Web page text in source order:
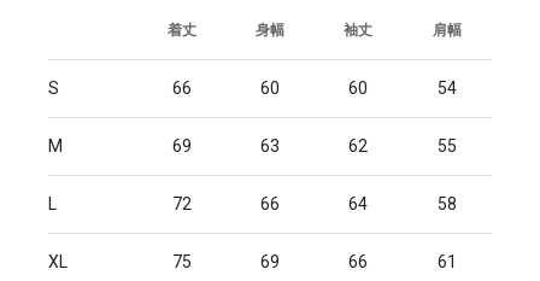
着丈 身幅 袖丈 肩幅
S 66 60 60 54
M 69 63 62 55
L 72 66 64 58
XL 75 69 66 61